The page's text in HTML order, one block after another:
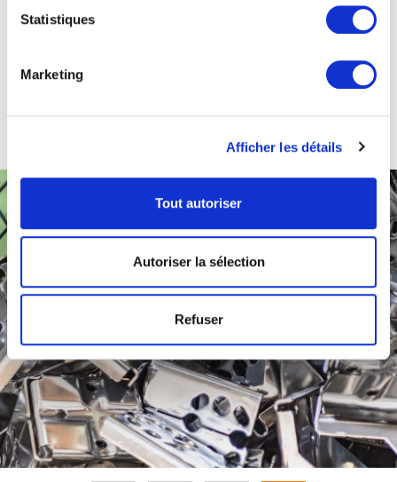
Statistiques
Marketing
Afficher les détails
Tout autoriser
Autoriser la sélection
Refuser